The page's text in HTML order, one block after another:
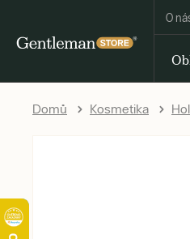
O
Domů Kosmetika